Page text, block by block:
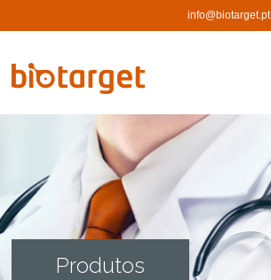
info@biotarget.pt
Produtos